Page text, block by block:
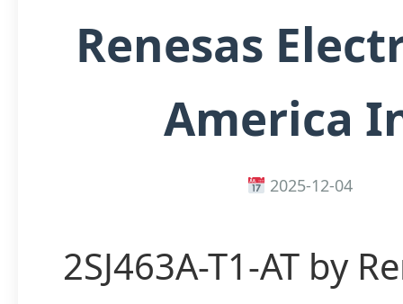
Renesas
America
2025-12-04
2SJ463A-T1-AT by